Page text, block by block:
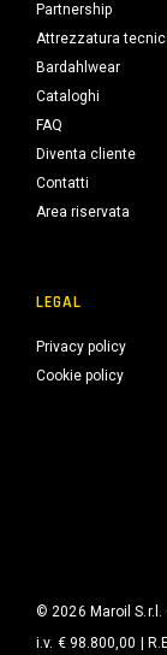
Partnership
Attrezzatura
Bardahlwear
Cataloghi
FAQ
Diventa cliente
Contatti
Area riservata
LEGAL
Privacy policy
Cookie policy
© 2026 Maroil S.r.l.
i.v. € 98.800,00 |